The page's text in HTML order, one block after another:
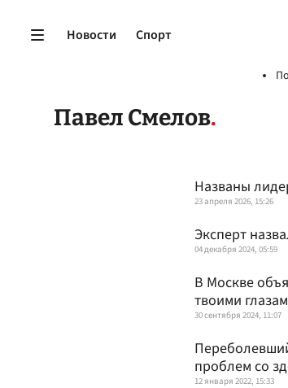
Новости Спорт
Павел Смелов
Названы
23 апреля 2026, 15:26
Эксперт
04 декабря 2024, 05:59
В Москве
твоими
30 сентября 2024, 11:07
проблем со
12 января 2022, 15:33